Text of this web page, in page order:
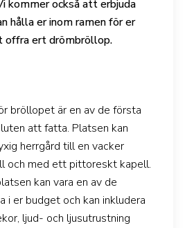
kommer också att erbjuda
hålla er inom ramen för er
offra ert drömbröllop.
bröllopet är en av de första
att fatta. Platsen kan
herrgård till en vacker
och med ett pittoreskt kapell.
kan vara en av de
i er budget och kan inkludera
ljud- och ljusutrustning